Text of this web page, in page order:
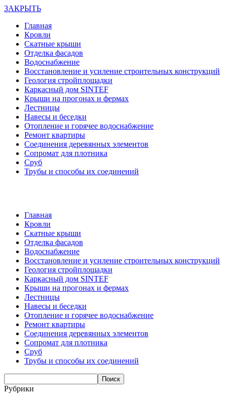
ЗАКРЫТЬ
Главная
Кровли
Скатные крыши
Отделка фасадов
Водоснабжение
Восстановление и усиление строительных конструкций
Геология стройплощадки
Каркасный дом SINTEF
Крыши на прогонах и фермах
Лестницы
Навесы и беседки
Отопление и горячее водоснабжение
Ремонт квартиры
Соединения деревянных элементов
Сопромат для плотника
Сруб
Трубы и способы их соединений
Главная
Кровли
Скатные крыши
Отделка фасадов
Водоснабжение
Восстановление и усиление строительных конструкций
Геология стройплощадки
Каркасный дом SINTEF
Крыши на прогонах и фермах
Лестницы
Навесы и беседки
Отопление и горячее водоснабжение
Ремонт квартиры
Соединения деревянных элементов
Сопромат для плотника
Сруб
Трубы и способы их соединений
Рубрики